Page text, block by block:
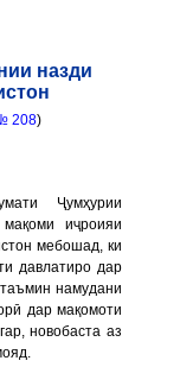
назди
208)
Ҷумҳурии
иҷроияи
мебошад, ки
давлатиро дар
намудани
дар мақомоти
новобаста аз